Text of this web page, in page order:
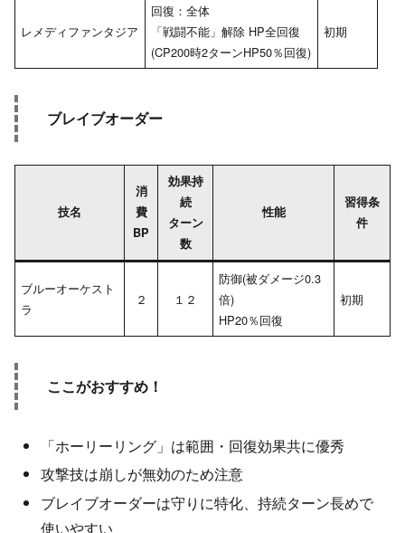
レメディファンタジア
回復：全体
「戦闘不能」解除 HP全回復
(CP200時2ターンHP50％回復)
初期
ブレイブオーダー
技名
消
費
BP
効果持
続
ターン
数
性能
習得条
件
ブルーオーケスト
ラ
２ １２
防御(被ダメージ0.3
倍)
HP20％回復
初期
ここがおすすめ！
「ホーリーリング」は範囲・回復効果共に優秀
攻撃技は崩しが無効のため注意
ブレイブオーダーは守りに特化、持続ターン長めで
使いやすい